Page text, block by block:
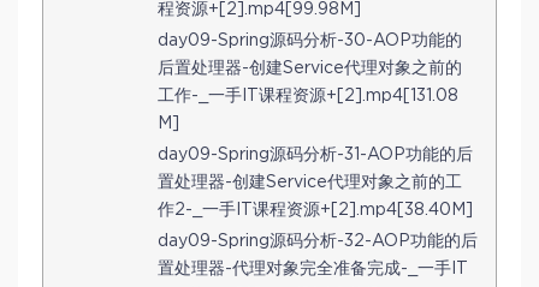
程资源+[2].mp4[99.98M]
day09-Spring源码分析-30-AOP功能的
后置处理器-创建Service代理对象之前的
工作-_一手IT课程资源+[2].mp4[131.08
M]
day09-Spring源码分析-31-AOP功能的后
置处理器-创建Service代理对象之前的工
作2-_一手IT课程资源+[2].mp4[38.40M]
day09-Spring源码分析-32-AOP功能的后
置处理器-代理对象完全准备完成-_一手IT